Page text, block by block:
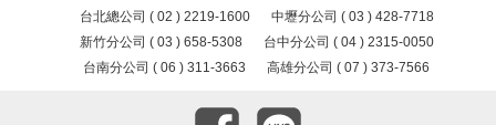
台北總公司 ( 02 ) 2219-1600
中壢分公司 ( 03 ) 428-7718
新竹分公司 ( 03 ) 658-5308
台中分公司 ( 04 ) 2315-0050
台南分公司 ( 06 ) 311-3663
高雄分公司 ( 07 ) 373-7566